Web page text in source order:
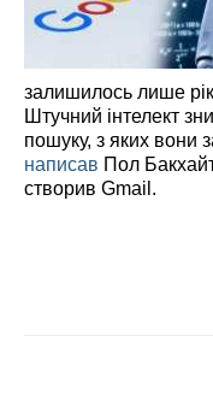
залишилось лише
Штучний інтелект
пошуку, з яких вони
написав Пол
створив Gmail.